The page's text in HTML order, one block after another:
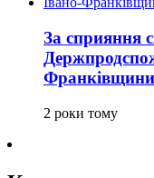
За сприяння
2 роки тому